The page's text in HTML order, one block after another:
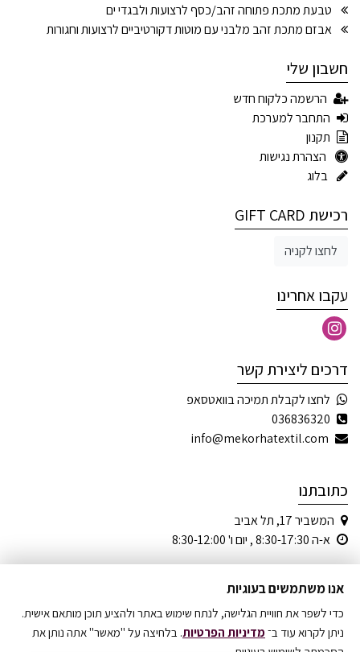
טבעת מתכת פתוחה זהב/כסף לרצועות ולבגדי ים
אבזם מתכת זהב מלבני עם מוטות דקורטיביים לרצועות וחגורות
חשבון שלי
הרשמה כלקוח חדש
התחבר למערכת
תקנון
הצהרת נגישות
בלוג
רכישת GIFT CARD
לחצו לקניה
עקבו אחרינו
דרכים ליצירת קשר
לחצו לקבלת תמיכה בוואטסאפ
036836320
info@mekorhatextil.com
כתובתנו
המשביר 17, תל אביב
א-ה 8:30-17:30 , יום ו' 8:30-12:00
© כל הזכויות שמורות
אנו משתמשים בעוגיות
כדי לשפר את חוויית הגלישה, לנתח שימוש באתר ולהציע תוכן מותאם אישית.
ניתן לקרוא עוד ב־ מדיניות הפרטיות. בלחיצה על "מאשר" אתה נותן את